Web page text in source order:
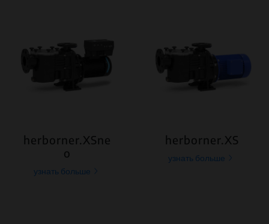
herborner.XSne
o
узнать больше
herborner.XS
узнать больше